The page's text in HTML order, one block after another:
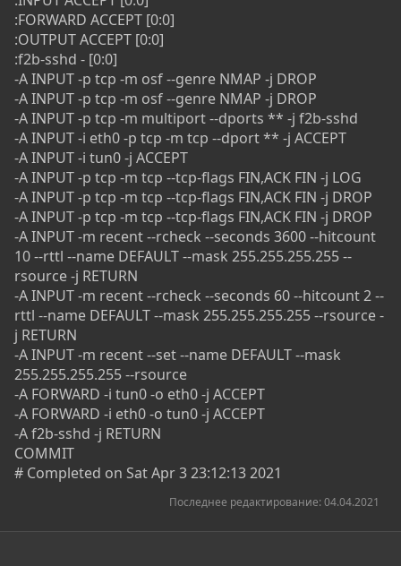
:FORWARD ACCEPT [0:0]
:OUTPUT ACCEPT [0:0]
:f2b-sshd - [0:0]
-A INPUT -p tcp -m osf --genre NMAP -j DROP
-A INPUT -p tcp -m osf --genre NMAP -j DROP
-A INPUT -p tcp -m multiport --dports ** -j f2b-sshd
-A INPUT -i eth0 -p tcp -m tcp --dport ** -j ACCEPT
-A INPUT -i tun0 -j ACCEPT
-A INPUT -p tcp -m tcp --tcp-flags FIN,ACK FIN -j LOG
-A INPUT -p tcp -m tcp --tcp-flags FIN,ACK FIN -j DROP
-A INPUT -p tcp -m tcp --tcp-flags FIN,ACK FIN -j DROP
-A INPUT -m recent --rcheck --seconds 3600 --hitcount
10 --rttl --name DEFAULT --mask 255.255.255.255 --
rsource -j RETURN
-A INPUT -m recent --rcheck --seconds 60 --hitcount 2 --
rttl --name DEFAULT --mask 255.255.255.255 --rsource -
j RETURN
-A INPUT -m recent --set --name DEFAULT --mask
255.255.255.255 --rsource
-A FORWARD -i tun0 -o eth0 -j ACCEPT
-A FORWARD -i eth0 -o tun0 -j ACCEPT
-A f2b-sshd -j RETURN
COMMIT
# Completed on Sat Apr 3 23:12:13 2021
Последнее редактирование: 04.04.2021